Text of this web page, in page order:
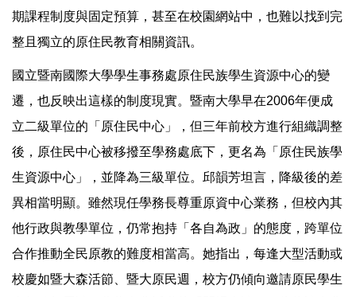
期課程制度與固定預算，甚至在校園網站中，也難以找到完
整且獨立的原住民教育相關資訊。
國立暨南國際大學學生事務處原住民族學生資源中心的變
遷，也反映出這樣的制度現實。暨南大學早在2006年便成
立二級單位的「原住民中心」，但三年前校方進行組織調整
後，原住民中心被移撥至學務處底下，更名為「原住民族學
生資源中心」，並降為三級單位。邱韻芳坦言，降級後的差
異相當明顯。雖然現任學務長尊重原資中心業務，但校內其
他行政與教學單位，仍常抱持「各自為政」的態度，跨單位
合作推動全民原教的難度相當高。她指出，每逢大型活動或
校慶如暨大森活節、暨大原民週，校方仍傾向邀請原民學生